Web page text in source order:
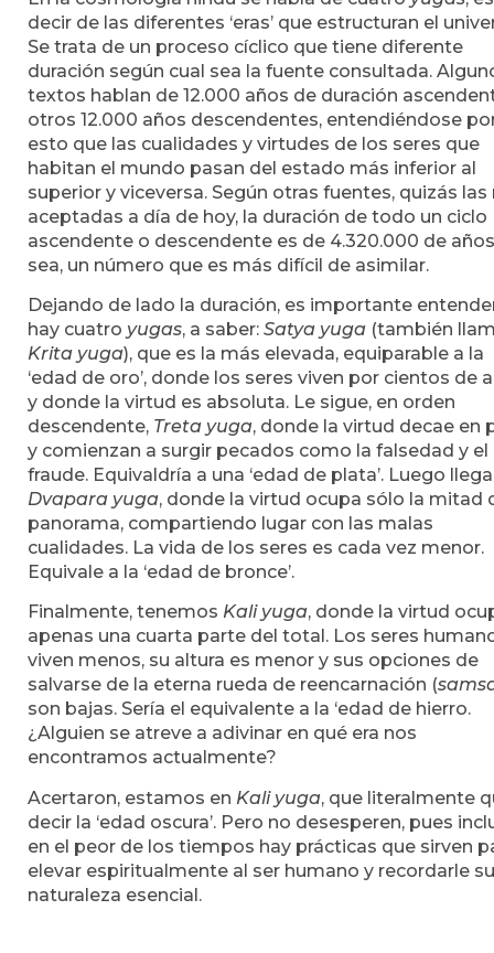
decir de las diferentes ‘eras’ que estructuran el
Se trata de un proceso cíclico que tiene diferente
duración según cual sea la fuente consultada.
textos hablan de 12.000 años de duración
otros 12.000 años descendentes, entendiéndose
esto que las cualidades y virtudes de los seres que
habitan el mundo pasan del estado más inferior al
superior y viceversa. Según otras fuentes, quizás las
aceptadas a día de hoy, la duración de todo un ciclo
ascendente o descendente es de 4.320.000 de
sea, un número que es más difícil de asimilar.
Dejando de lado la duración, es importante
hay cuatro yugas, a saber: Satya yuga (también
Krita yuga), que es la más elevada, equiparable a la
‘edad de oro’, donde los seres viven por cientos de
y donde la virtud es absoluta. Le sigue, en orden
descendente, Treta yuga, donde la virtud decae en
y comienzan a surgir pecados como la falsedad y el
fraude. Equivaldría a una ‘edad de plata’. Luego llega
Dvapara yuga, donde la virtud ocupa sólo la mitad
panorama, compartiendo lugar con las malas
cualidades. La vida de los seres es cada vez menor.
Equivale a la ‘edad de bronce’.
Finalmente, tenemos Kali yuga, donde la virtud
apenas una cuarta parte del total. Los seres
viven menos, su altura es menor y sus opciones de
salvarse de la eterna rueda de reencarnación (
son bajas. Sería el equivalente a la ‘edad de hierro.
¿Alguien se atreve a adivinar en qué era nos
encontramos actualmente?
Acertaron, estamos en Kali yuga, que literalmente
decir la ‘edad oscura’. Pero no desesperen, pues
en el peor de los tiempos hay prácticas que sirven
elevar espiritualmente al ser humano y recordarle su
naturaleza esencial.